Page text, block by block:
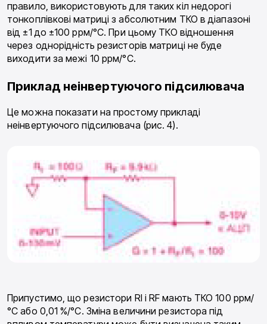
правило, використовують для таких кіл недорогі
тонкоплівкові матриці з абсолютним ТКО в діапазоні
від ±1 до ±100 ррм/°С. При цьому ТКО відношення
через однорідність резисторів матриці не буде
виходити за межі 10 ррм/°С.
Приклад неінвертуючого підсилювача
Це можна показати на простому прикладі
неінвертуючого підсилювача (рис. 4).
Припустимо, що резистори RI і RF мають ТКО 100 ррм/
°С або 0,01 %/°С. Зміна величини резистора під